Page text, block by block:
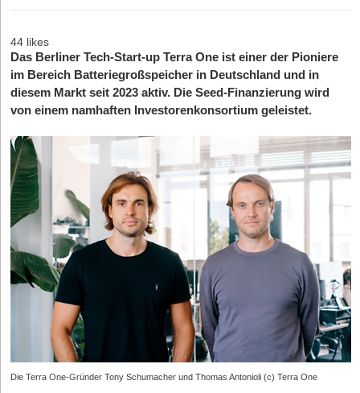
44 likes
Das Berliner Tech-Start-up Terra One ist einer der Pioniere
im Bereich Batteriegroßspeicher in Deutschland und in
diesem Markt seit 2023 aktiv. Die Seed-Finanzierung wird
von einem namhaften Investorenkonsortium geleistet.
Die Terra One-Gründer Tony Schumacher und Thomas Antonioli (c) Terra One